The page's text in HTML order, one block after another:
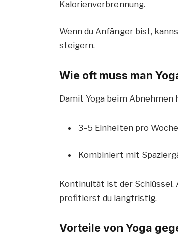
Kalorienverbrennung.
Wenn du Anfänger bist,
steigern.
Wie oft muss man
Damit Yoga beim Abnehmen
3–5 Einheiten pro
Kombiniert mit
Kontinuität ist der Schlüssel.
profitierst du langfristig.
Vorteile von Yoga